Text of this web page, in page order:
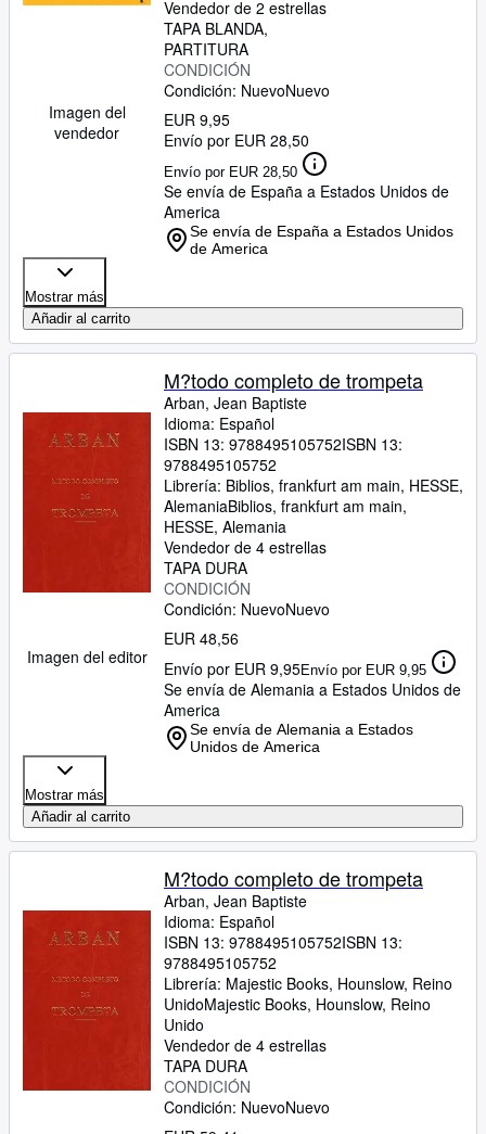
Imagen del
vendedor
Vendedor de 2 estrellas
TAPA BLANDA
PARTITURA
CONDICIÓN
Condición: NuevoNuevo
EUR 9,95
Envío por EUR 28,50
Envío por EUR 28,50
Se envía de España a Estados Unidos de
America
Se envía de España a Estados Unidos
de America
Mostrar más
Añadir al carrito
Imagen del editor
M?todo completo de trompeta
Arban, Jean Baptiste
Idioma: Español
ISBN 13: 9788495105752ISBN 13:
9788495105752
Librería: Biblios, frankfurt am main, HESSE,
AlemaniaBiblios, frankfurt am main,
HESSE, Alemania
Vendedor de 4 estrellas
TAPA DURA
CONDICIÓN
Condición: NuevoNuevo
EUR 48,56
Envío por EUR 9,95Envío por EUR 9,95
Se envía de Alemania a Estados Unidos de
America
Se envía de Alemania a Estados
Unidos de America
Mostrar más
Añadir al carrito
M?todo completo de trompeta
Arban, Jean Baptiste
Idioma: Español
ISBN 13: 9788495105752ISBN 13:
9788495105752
Librería: Majestic Books, Hounslow, Reino
UnidoMajestic Books, Hounslow, Reino
Unido
Vendedor de 4 estrellas
TAPA DURA
CONDICIÓN
Condición: NuevoNuevo